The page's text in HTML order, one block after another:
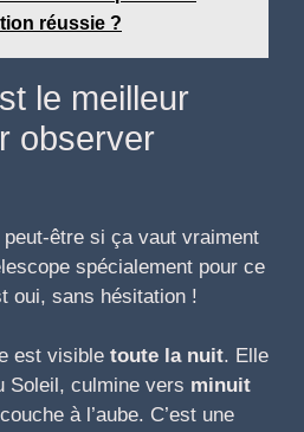
réussie ?
le meilleur
observer
être si ça vaut vraiment
spécialement pour ce
oui, sans hésitation !
est visible toute la nuit. Elle
Soleil, culmine vers minuit
à l’aube. C’est une